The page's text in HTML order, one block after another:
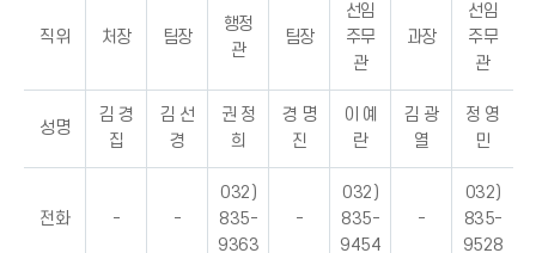
직위 처장 팀장
행정
관
팀장
선임
주무
관
과장
선임
주무
관
성명
김 경
집
김 선
경
권 정
희
경 명
진
이 예
란
김 광
열
정 영
민
전화 - -
032)
835-
9363
-
032)
835-
9454
-
032)
835-
9528